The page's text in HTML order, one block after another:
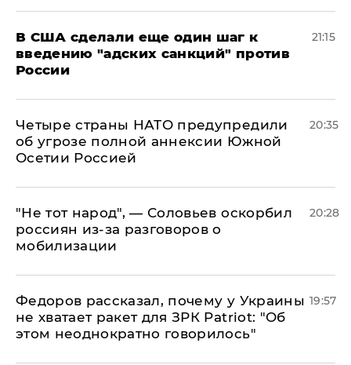
В США сделали еще один шаг к
введению "адских санкций" против
России
21:15
Четыре страны НАТО предупредили
об угрозе полной аннексии Южной
Осетии Россией
20:35
​"Не тот народ", — Соловьев оскорбил
россиян из-за разговоров о
мобилизации
20:28
Федоров рассказал, почему у Украины
не хватает ракет для ЗРК Patriot: "Об
этом неоднократно говорилось"
19:57